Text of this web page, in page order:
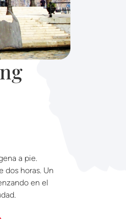
a pie.
horas. Un
en el